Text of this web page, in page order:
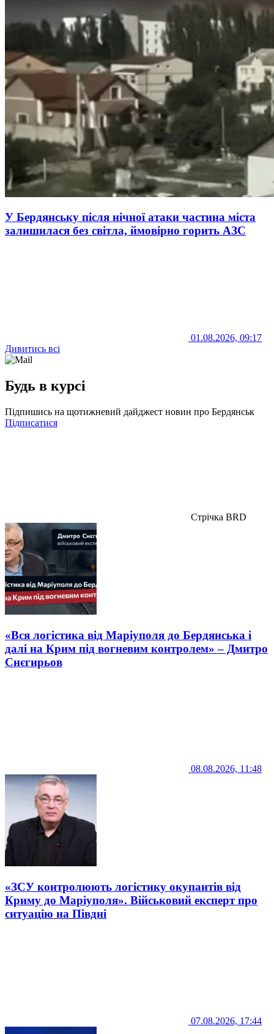
У Бердянську після нічної атаки частина міста
залишилася без світла, ймовірно горить АЗС
01.08.2026, 09:17
Дивитись всі
Будь в курсі
Підпишись на щотижневий дайджест новин про Бердянськ
Підписатися
Стрічка BRD
«Вся логістика від Маріуполя до Бердянська і
далі на Крим під вогневим контролем» – Дмитро
Снєгирьов
08.08.2026, 11:48
«ЗСУ контролюють логістику окупантів від
Криму до Маріуполя». Військовий експерт про
ситуацію на Півдні
07.08.2026, 17:44